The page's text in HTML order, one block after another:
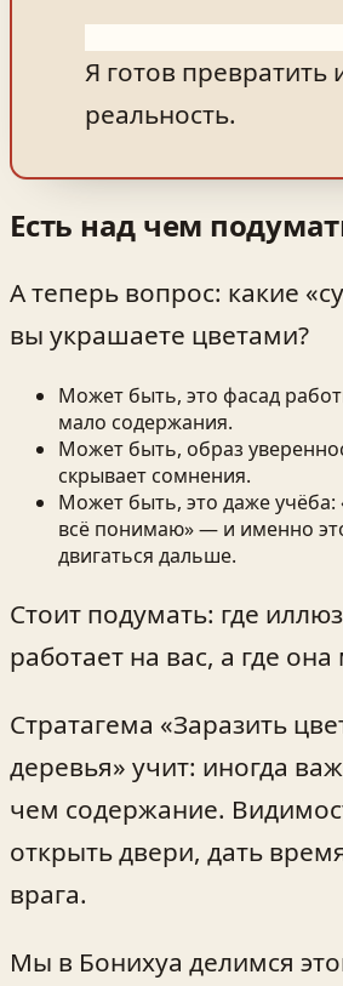
Я готов
реальность.
Есть над чем
А теперь вопрос: какие
вы украшаете цветами?
Может быть, это фасад
мало содержания.
Может быть, образ
скрывает сомнения.
Может быть, это даже учёба:
всё понимаю» — и именно
двигаться дальше.
Стоит подумать: где
работает на вас, а где
Стратагема «Заразить
деревья» учит: иногда
чем содержание.
открыть двери, дать
врага.
Мы в Бонихуа делимся